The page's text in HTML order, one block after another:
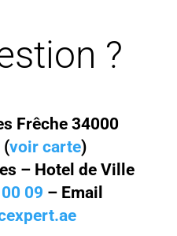
?
Frêche 34000
(voir carte)
– Hotel de Ville
09 – Email